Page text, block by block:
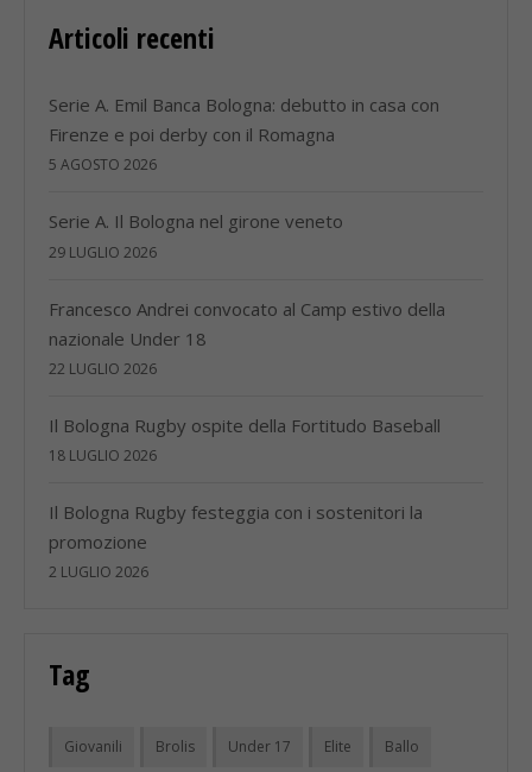
Articoli recenti
Serie A. Emil Banca Bologna: debutto in casa con
Firenze e poi derby con il Romagna
5 AGOSTO 2026
Serie A. Il Bologna nel girone veneto
29 LUGLIO 2026
Francesco Andrei convocato al Camp estivo della
nazionale Under 18
22 LUGLIO 2026
Il Bologna Rugby ospite della Fortitudo Baseball
18 LUGLIO 2026
Il Bologna Rugby festeggia con i sostenitori la
promozione
2 LUGLIO 2026
Tag
Giovanili Brolis Under 17 Elite Ballo